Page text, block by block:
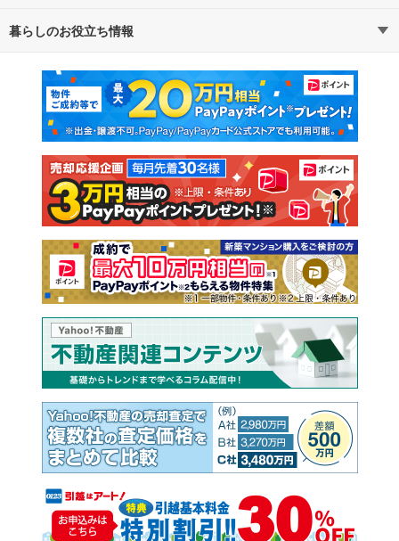
不動産・住宅
新築マンション 中古マンション
新築一戸建て 中古一戸建て
注文住宅 土地
売却査定
暮らしのお役立ち情報
マンションカタログ 教えて！住まいの先生